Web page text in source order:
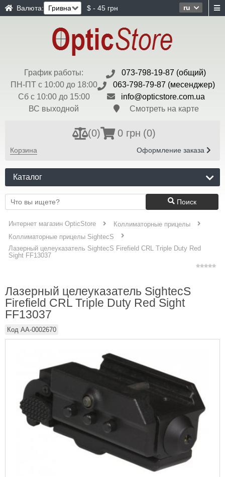
ru
Валюта: $ - 45 грн
График работы:
ПН-ПТ с 10:00 до 18:00
Сб с 10:00 до 15:00
ВС выходной
073-798-19-87 (общий)
063-798-79-87 (месенджер)
info@opticstore.com.ua
Смотреть на карте
(0) 0 грн (0)
Корзина Оформление заказа
Каталог
Поиск
Интернет магазин OpticStore
Коллиматорные прицелы
Коллиматорные прицелы SightecS
Лазерный целеуказатель SightecS Firefield CRL Triple Duty Red
Sight FF13037
Лазерный целеуказатель SightecS
Firefield CRL Triple Duty Red Sight
FF13037
Код AA-0002670